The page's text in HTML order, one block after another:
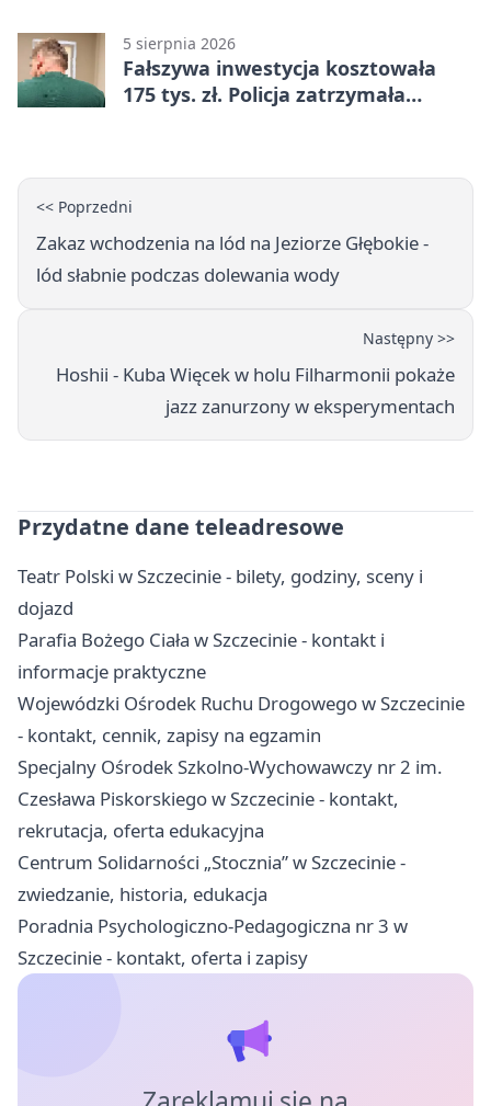
5 sierpnia 2026
Fałszywa inwestycja kosztowała
175 tys. zł. Policja zatrzymała
<< Poprzedni
Zakaz wchodzenia na lód na Jeziorze Głębokie -
lód słabnie podczas dolewania wody
Następny >>
Hoshii - Kuba Więcek w holu Filharmonii pokaże
jazz zanurzony w eksperymentach
Przydatne dane teleadresowe
Teatr Polski w Szczecinie - bilety, godziny, sceny i
dojazd
Parafia Bożego Ciała w Szczecinie - kontakt i
informacje praktyczne
Wojewódzki Ośrodek Ruchu Drogowego w Szczecinie
- kontakt, cennik, zapisy na egzamin
Specjalny Ośrodek Szkolno-Wychowawczy nr 2 im.
Czesława Piskorskiego w Szczecinie - kontakt,
rekrutacja, oferta edukacyjna
Centrum Solidarności „Stocznia” w Szczecinie -
zwiedzanie, historia, edukacja
Poradnia Psychologiczno-Pedagogiczna nr 3 w
Szczecinie - kontakt, oferta i zapisy